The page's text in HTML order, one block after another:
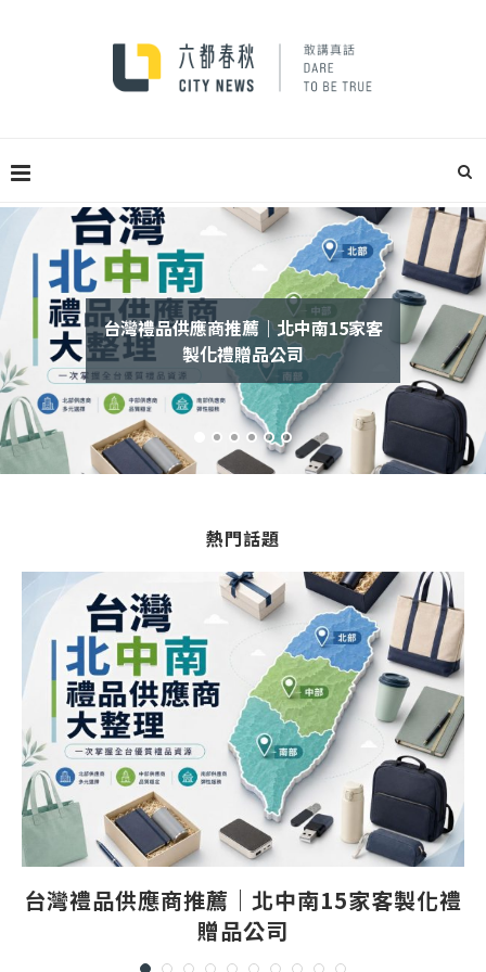
機車借款免留車會影響生活嗎？優缺
點、流程、利息與風險大整理
熱門話題
台灣禮品供應商推薦｜北中南15家客製化禮
贈品公司